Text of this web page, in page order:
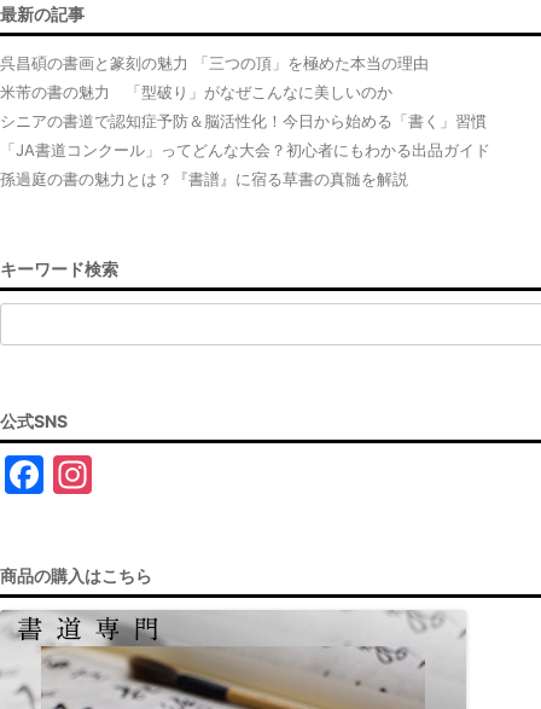
最新の記事
呉昌碩の書画と篆刻の魅力 「三つの頂」を極めた本当の理由
米芾の書の魅力 「型破り」がなぜこんなに美しいのか
シニアの書道で認知症予防＆脳活性化！今日から始める「書く」習慣
「JA書道コンクール」ってどんな大会？初心者にもわかる出品ガイド
孫過庭の書の魅力とは？『書譜』に宿る草書の真髄を解説
キーワード検索
索:
公式SNS
F
e
b
o
gr
a
m
商品の購入はこちら